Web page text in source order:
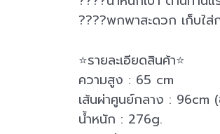
????พกพาสะดวก เก็บใส่ก
⭐รายละเอียดสินค้า⭐
ความสูง : 65 cm
เส้นผ่าศูนย์กลาง :
น้ำหนัก : 276g.